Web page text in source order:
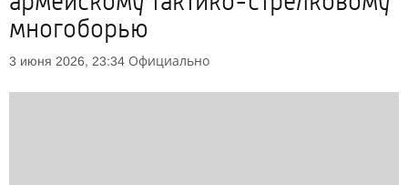
многоборью
3 июня 2026, 23:34 Официально